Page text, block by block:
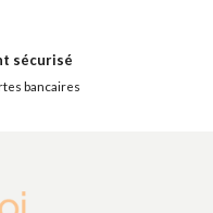
sécurisé
bancaires